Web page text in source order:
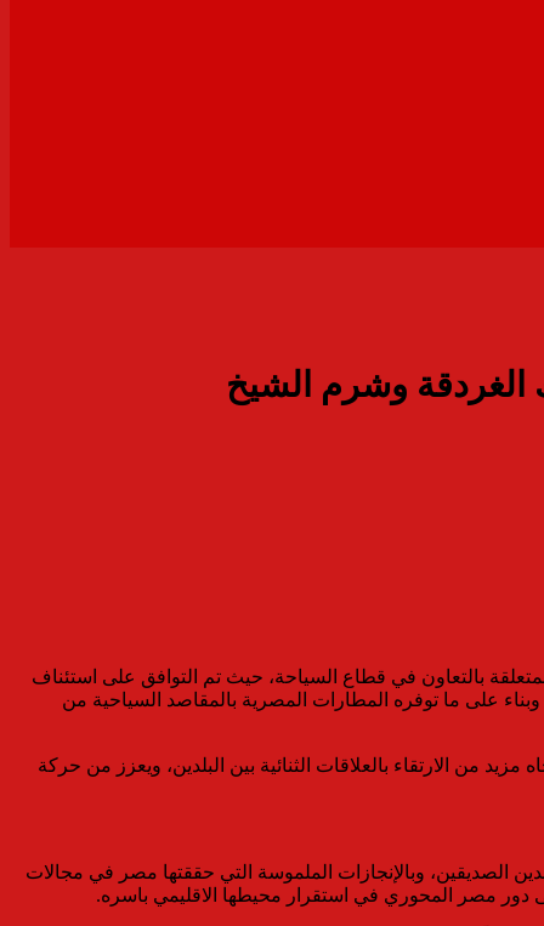
الغردقة وشرم الشيخ
بالتعاون في قطاع السياحة، حيث تم التوافق على استئناف
على ما توفره المطارات المصرية بالمقاصد السياحية من
من الارتقاء بالعلاقات الثنائية بين البلدين، ويعزز من حركة
الصديقين، وبالإنجازات الملموسة التي حققتها مصر في مجالات
دور مصر المحوري في استقرار محيطها الاقليمي باسره.